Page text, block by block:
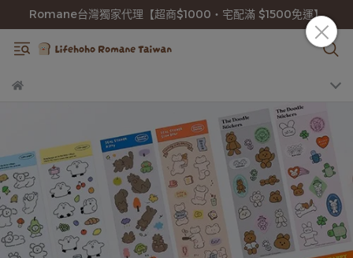
Romane台灣獨家代理【超商$1000・宅配滿 $1500免運】